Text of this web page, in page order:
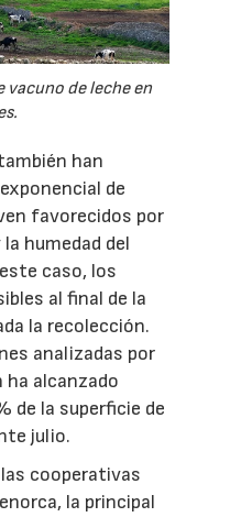
de leche en
han
de
favorecidos por
humedad del
caso, los
al final de la
la recolección.
analizadas por
ha alcanzado
de la superficie de
julio.
cooperativas
la principal